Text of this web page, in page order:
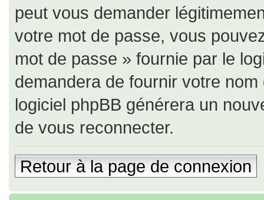
peut vous demander
votre mot de passe, vous
mot de passe » fournie par le
demandera de fournir votre
logiciel phpBB générera un
de vous reconnecter.
Retour à la page de connexion